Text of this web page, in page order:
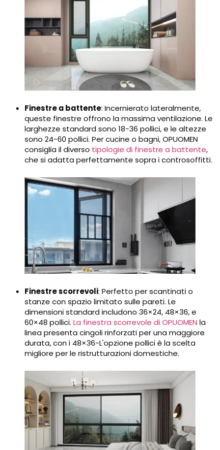
Finestre a battente: Incernierato lateralmente,
queste finestre offrono la massima ventilazione. Le
larghezze standard sono 18-36 pollici, e le altezze
sono 24-60 pollici. Per cucine o bagni, OPUOMEN
consiglia il diverso tipologie di finestre a battente,
che si adatta perfettamente sopra i controsoffitti.
Finestre scorrevoli: Perfetto per scantinati o
stanze con spazio limitato sulle pareti. Le
dimensioni standard includono 36×24, 48×36, e
60×48 pollici. La finestra scorrevole di OPUOMEN la
linea presenta cingoli rinforzati per una maggiore
durata, con i 48×36-L'opzione pollici è la scelta
migliore per le ristrutturazioni domestiche.